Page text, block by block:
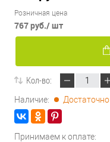
Розничная цена
767 руб./ шт
Кол-во:
Наличие: Достаточно
Принимаем к оплате: